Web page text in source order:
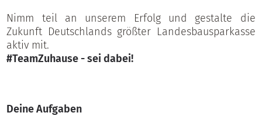
Nimm teil an unserem Erfolg und gestalte die
Zukunft Deutschlands größter Landesbausparkasse
aktiv mit.
#TeamZuhause - sei dabei!
Deine Aufgaben